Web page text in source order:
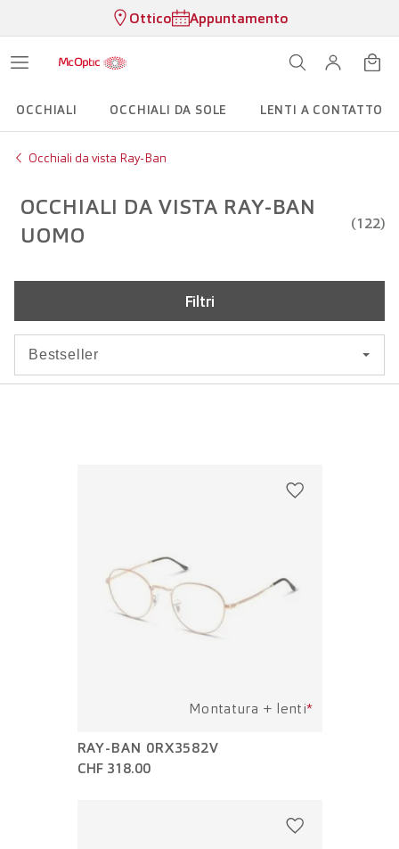
Ottico Appuntamento
OCCHIALI OCCHIALI DA SOLE LENTI A CONTATTO
Occhiali da vista Ray-Ban
OCCHIALI DA VISTA RAY-BAN
UOMO
(122)
Filtri
Montatura + lenti*
RAY-BAN 0RX3582V
CHF 318.00